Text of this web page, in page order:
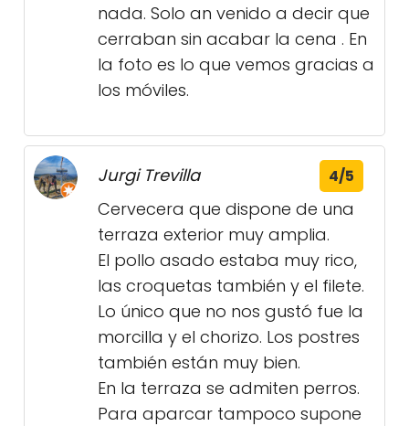
nada. Solo an venido a decir que
cerraban sin acabar la cena . En
la foto es lo que vemos gracias a
los móviles.
Jurgi Trevilla 4/5
Cervecera que dispone de una
terraza exterior muy amplia.
El pollo asado estaba muy rico,
las croquetas también y el filete.
Lo único que no nos gustó fue la
morcilla y el chorizo. Los postres
también están muy bien.
En la terraza se admiten perros.
Para aparcar tampoco supone